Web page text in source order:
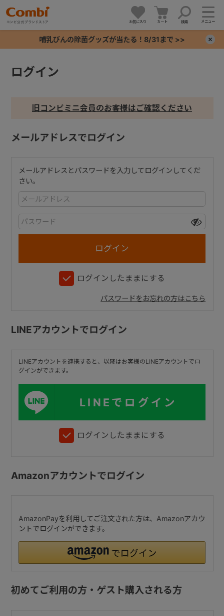
お気に入り カート 検索 メニュー
哺乳びんの除菌グッズが当たる！8/31まで >>
ログイン
旧コンビミニ会員のお客様はご確認ください
メールアドレスでログイン
メールアドレスとパスワードを入力してログインしてくだ
さい。
ログインしたままにする
パスワードをお忘れの方はこちら
LINEアカウントでログイン
LINEアカウントを連携すると、以降はお客様のLINEアカウントでロ
グインができます。
LINEでログイン
ログインしたままにする
Amazonアカウントでログイン
AmazonPayを利用してご注文された方は、Amazonアカウ
ントでログインができます。
初めてご利用の方・ゲスト購入される方